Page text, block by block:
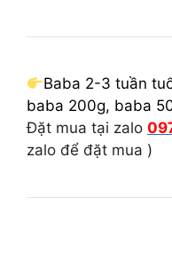
Baba 2-3 tuần
baba 200g, baba
Đặt mua tại zalo
zalo để đặt mua )